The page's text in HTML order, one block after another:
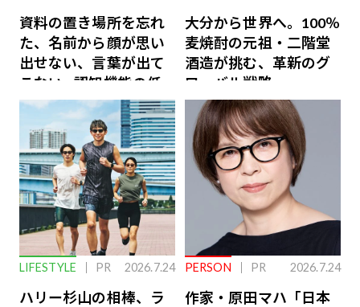
資料の置き場所を忘れ
た、名前から顔が思い
出せない、言葉が出て
こない…認知機能の低
下を救う、脳のインナ
ーケアとは
大分から世界へ。100％
麦焼酎の元祖・二階堂
酒造が挑む、革新のグ
ローバル戦略
LIFESTYLE PR 2026.7.24
ハリー杉山の相棒、ラ
PERSON PR 2026.7.24
作家・原田マハ「日本